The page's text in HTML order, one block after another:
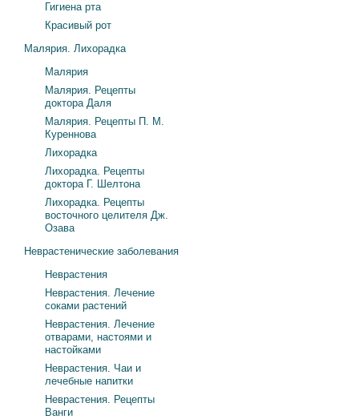
Гигиена рта
Красивый рот
Малярия. Лихорадка
Малярия
Малярия. Рецепты
доктора Даля
Малярия. Рецепты П. М.
Куреннова
Лихорадка
Лихорадка. Рецепты
доктора Г. Шелтона
Лихорадка. Рецепты
восточного целителя Дж.
Озава
Неврастенические заболевания
Неврастения
Неврастения. Лечение
соками растений
Неврастения. Лечение
отварами, настоями и
настойками
Неврастения. Чаи и
лечебные напитки
Неврастения. Рецепты
Ванги